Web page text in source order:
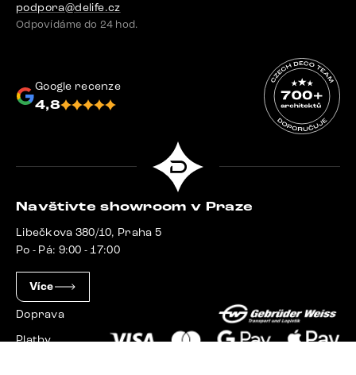
podpora@delife.cz
Odpovídáme do 24 hod.
Google recenze
4,8
Navštivte showroom v Praze
Libečkova 380/10, Praha 5
Po - Pá: 9:00 - 17:00
Více
Doprava
Platby